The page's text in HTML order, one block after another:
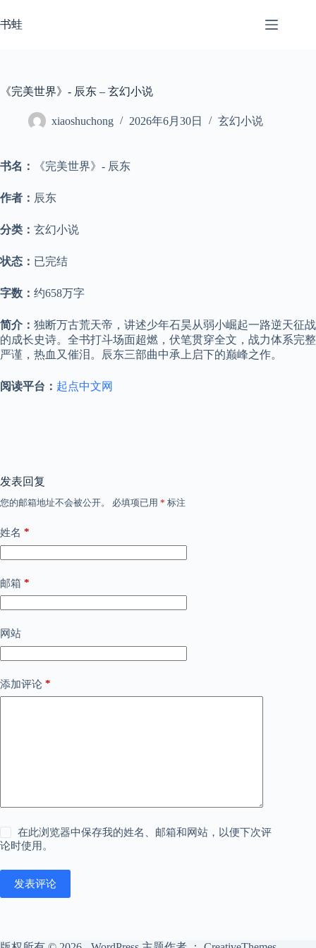
至
书蛙
《完美世界》- 辰东 – 玄幻小说
xiaoshuchong 2026年6月30日 玄幻小说
书名： 《完美世界》- 辰东
作者： 辰东
分类： 玄幻小说
状态： 已完结
字数： 约658万字
简介： 独断万古荒天帝，讲述少年石昊从弱小崛起一路逆天征战
的成长史诗。全书打斗场面超燃，伏笔贯穿全文，战力体系完整
严谨，热血又催泪。辰东三部曲中承上启下的巅峰之作。
阅读平台： 起点中文网
发表回复
您的邮箱地址不会被公开。 必填项已用 * 标注
姓名 *
邮箱 *
网站
添加评论 *
在此浏览器中保存我的姓名、邮箱和网站，以便下次评
论时使用。
发表评论